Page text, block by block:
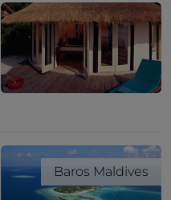
Baros Maldives